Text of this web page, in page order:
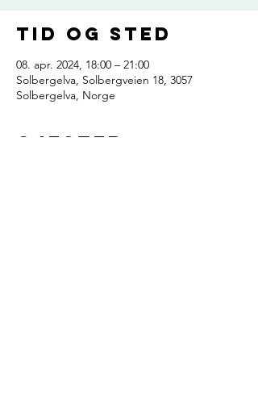
Tid og sted
08. apr. 2024, 18:00 – 21:00
Solbergelva, Solbergveien 18, 3057
Solbergelva, Norge
Gjester